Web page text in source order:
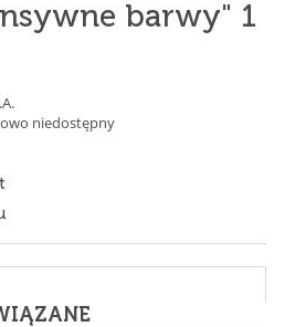
barwy" 1
niedostępny